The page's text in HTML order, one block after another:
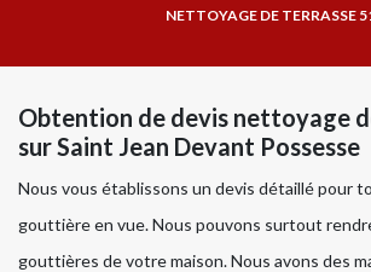
NETTOYAGE DE TERRASSE
Obtention de devis nettoyage
sur Saint Jean Devant Possesse
Nous vous établissons un devis détaillé pour
gouttière en vue. Nous pouvons surtout
gouttières de votre maison. Nous avons des